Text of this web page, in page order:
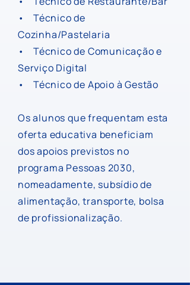
• Técnico de
Cozinha/Pastelaria
• Técnico de Comunicação e
Serviço Digital
• Técnico de Apoio à Gestão
Os alunos que frequentam esta
oferta educativa beneficiam
dos apoios previstos no
programa Pessoas 2030,
nomeadamente, subsídio de
alimentação, transporte, bolsa
de profissionalização.